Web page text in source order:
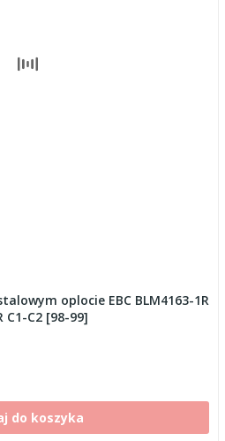
oplocie EBC BLM4163-1R
C1-C2 [98-99]
do koszyka